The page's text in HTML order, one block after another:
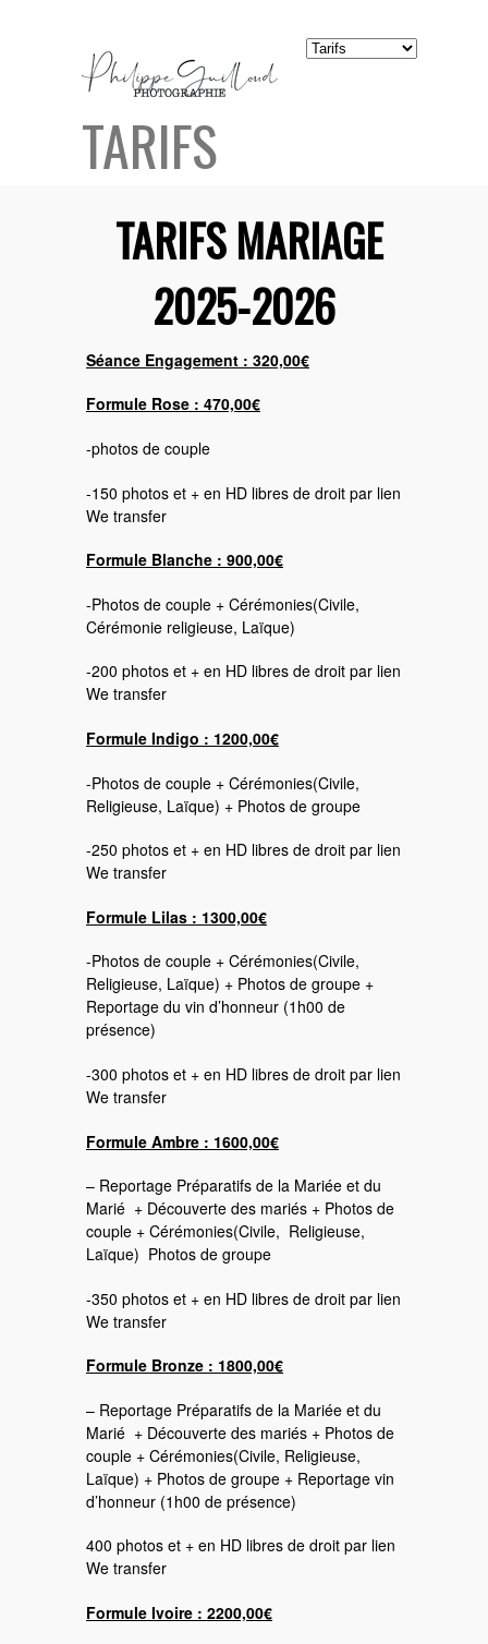
TARIFS
TARIFS MARIAGE
2025-2026
Séance Engagement : 320,00€
Formule Rose : 470,00€
-photos de couple
-150 photos et + en HD libres de droit par lien
We transfer
Formule Blanche : 900,00€
-Photos de couple + Cérémonies(Civile,
Cérémonie religieuse, Laïque)
-200 photos et + en HD libres de droit par lien
We transfer
Formule Indigo : 1200,00€
-Photos de couple + Cérémonies(Civile,
Religieuse, Laïque) + Photos de groupe
-250 photos et + en HD libres de droit par lien
We transfer
Formule Lilas : 1300,00€
-Photos de couple + Cérémonies(Civile,
Religieuse, Laïque) + Photos de groupe +
Reportage du vin d’honneur (1h00 de
présence)
-300 photos et + en HD libres de droit par lien
We transfer
Formule Ambre : 1600,00€
– Reportage Préparatifs de la Mariée et du
Marié + Découverte des mariés + Photos de
couple + Cérémonies(Civile, Religieuse,
Laïque) Photos de groupe
-350 photos et + en HD libres de droit par lien
We transfer
Formule Bronze : 1800,00€
– Reportage Préparatifs de la Mariée et du
Marié + Découverte des mariés + Photos de
couple + Cérémonies(Civile, Religieuse,
Laïque) + Photos de groupe + Reportage vin
d’honneur (1h00 de présence)
400 photos et + en HD libres de droit par lien
We transfer
Formule Ivoire : 2200,00€